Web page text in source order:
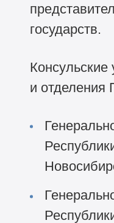
государств.
и отделения